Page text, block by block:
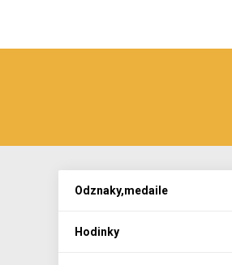
Odznaky,medaile
Hodinky